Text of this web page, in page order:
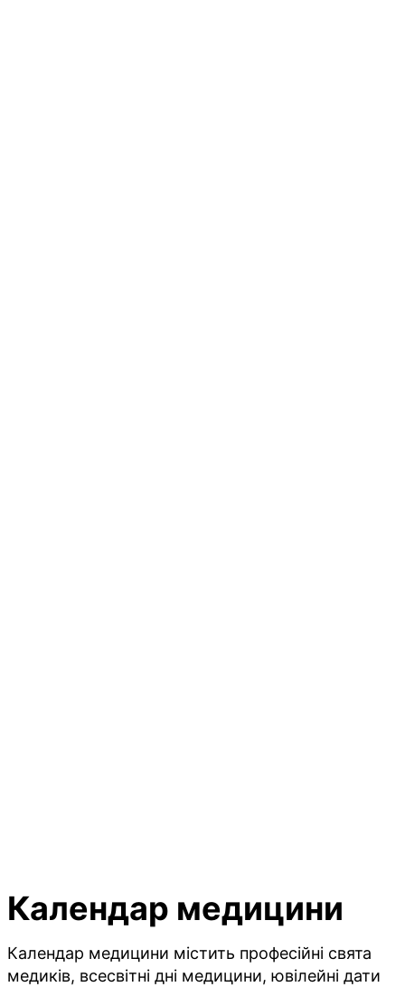
Календар медицини
Календар медицини містить професійні свята
медиків, всесвітні дні медицини, ювілейні дати